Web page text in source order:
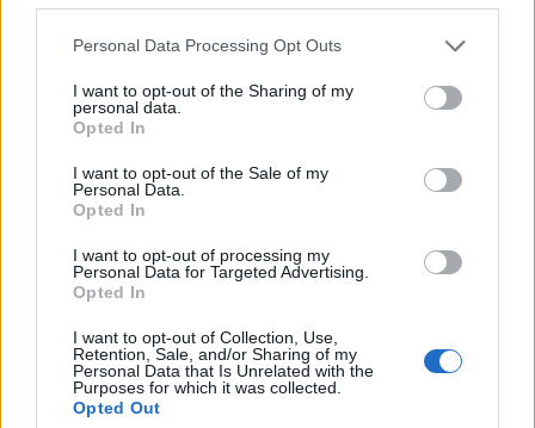
Personal Data Processing Opt Outs
I want to opt-out of the Sharing of my
personal data.
Opted In
I want to opt-out of the Sale of my
Personal Data.
Opted In
I want to opt-out of processing my
Personal Data for Targeted Advertising.
Opted In
I want to opt-out of Collection, Use,
Retention, Sale, and/or Sharing of my
Personal Data that Is Unrelated with the
Purposes for which it was collected.
Opted Out
követően 1,613 ponton zárt. Az elektronikus eszközöket
gyártó Kyocera és a robotokat készítő Fanuc részvények
egyaránt lefelé vették az irányt arbitrázsügynököknek
köszönhetően. A Sony papírjai 2.2%-ot esett, miután
bejelentette, hogy az európai és egyéb...
KEDVES OLVASÓNK!
A keresett cikk a portfolio.hu hírarchívumához
regisztrációhoz kötött.
Az előfizetés a következőket tartalmazza:
Portfolio.hu teljes cikkarchívum